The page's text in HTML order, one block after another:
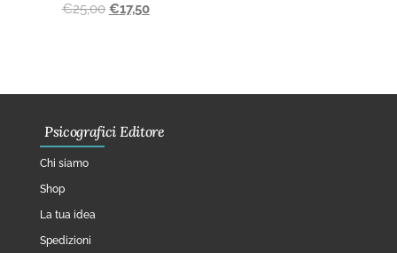
€25,00 €17,50
Psicografici Editore
Chi siamo
Shop
La tua idea
Spedizioni